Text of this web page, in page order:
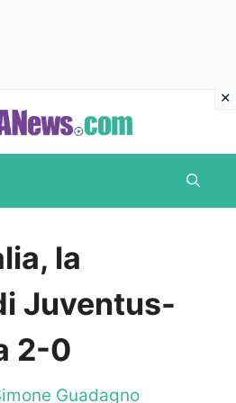
la
Juventus-
2-0
Guadagno